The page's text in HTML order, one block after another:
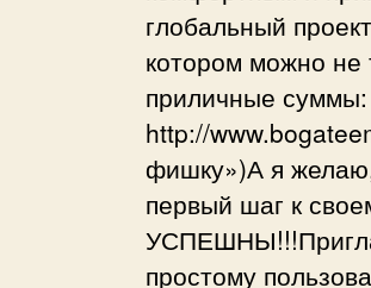
глобальный
котором можно не
приличные суммы:
http://
фишку»)А я
первый шаг к
простому